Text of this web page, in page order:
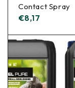
Contact Spray
€8,17